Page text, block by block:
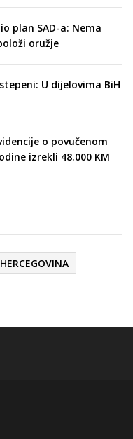
plan SAD-a: Nema
oružje
U dijelovima BiH
o povučenom
izrekli 48.000 KM